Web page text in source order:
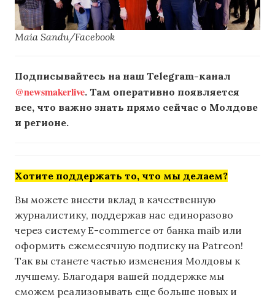
Maia Sandu/Facebook
Подписывайтесь на наш Telegram-канал
@newsmakerlive. Там оперативно появляется
все, что важно знать прямо сейчас о Молдове
и регионе.
Хотите поддержать то, что мы делаем?
Вы можете внести вклад в качественную
журналистику, поддержав нас единоразово
через систему E-commerce от банка maib или
оформить ежемесячную подписку на Patreon!
Так вы станете частью изменения Молдовы к
лучшему. Благодаря вашей поддержке мы
сможем реализовывать еще больше новых и